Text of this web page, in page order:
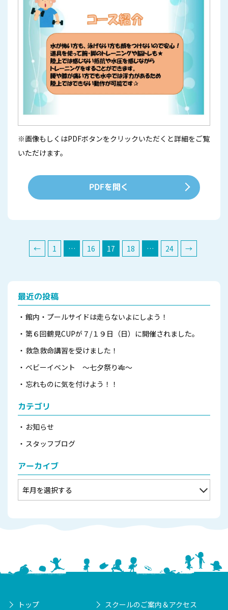
※画像もしくはPDFボタンをクリックいただくと詳細をご覧
いただけます。
PDFを開く
← 1 … 16 17 18 … 24 →
最近の投稿
館内・プールサイドは走らないよにしよう！
第６回鶴見CUPが７/１９日（日）に開催されました。
救急救命講習を受けました！
ベビーイベント ～七夕祭り🎋～
忘れものに気を付けよう！！
カテゴリ
お知らせ
スタッフブログ
アーカイブ
トップ スクールのご案内＆アクセス